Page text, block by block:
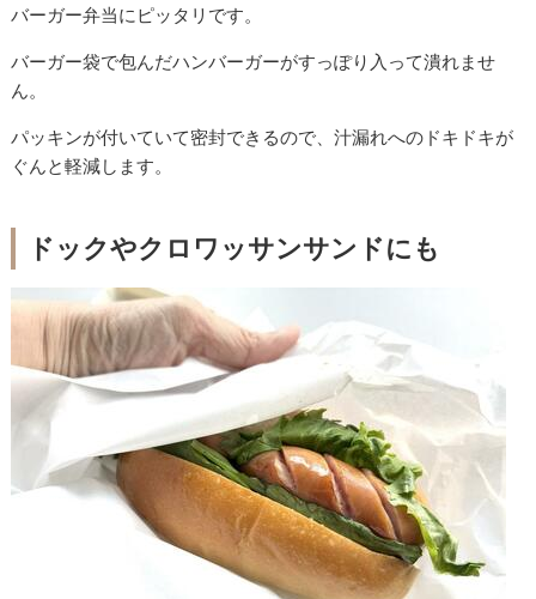
バーガー弁当にピッタリです。
バーガー袋で包んだハンバーガーがすっぽり入って潰れませ
ん。
パッキンが付いていて密封できるので、汁漏れへのドキドキが
ぐんと軽減します。
ドックやクロワッサンサンドにも